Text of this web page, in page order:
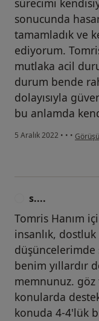
sürecimi
sonucunda
tamamladık ve
ediyorum.
mutlaka acil
durum bende
dolayısıyla
bu anlamda
5 Aralık 2022 • • •
s....
Tomris Hanım
insanlık,
düşüncelerimde
benim yıllardır
memnunuz.
konularda
konuda 4-4'lük